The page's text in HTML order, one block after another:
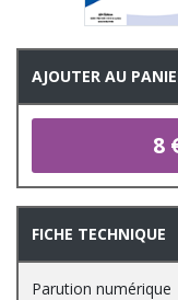
AJOUTER AU
8
FICHE TECHNIQUE
Parution numérique